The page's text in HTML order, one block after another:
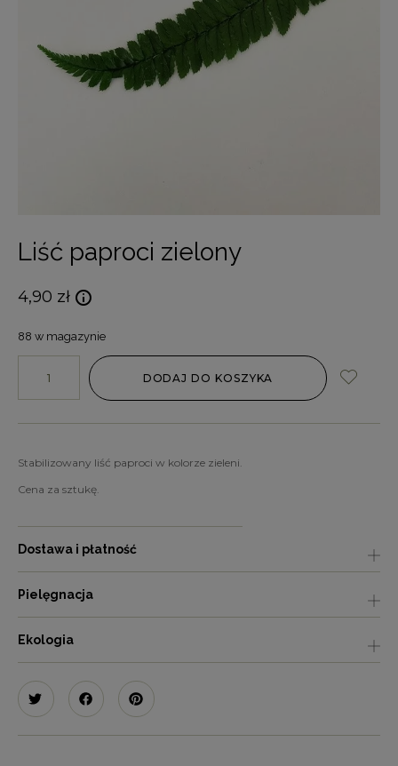
Liść paproci zielony
4,90 zł
88 w magazynie
DODAJ DO KOSZYKA
Stabilizowany liść paproci w kolorze zieleni.
Cena za sztukę.
Dostawa i płatność
Pielęgnacja
Ekologia